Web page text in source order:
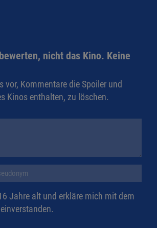
nicht das Kino. Keine
vor, Kommentare die Spoiler und
Kinos enthalten, zu löschen.
Jahre alt und erkläre mich mit dem
einverstanden.